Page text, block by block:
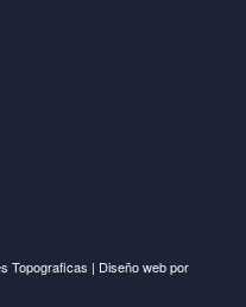
Topograficas | Diseño web por